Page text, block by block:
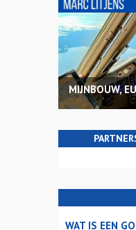
MIJNBOUW,
WAT IS EEN